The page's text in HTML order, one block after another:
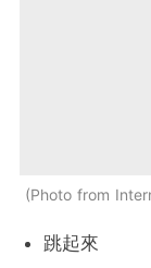
Photo from
跳起來